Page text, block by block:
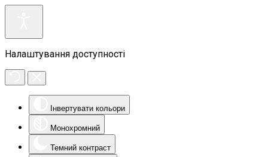
Налаштування доступності
Інвертувати кольори
Монохромний
Темний контраст